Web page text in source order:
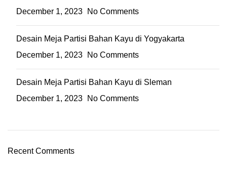
December 1, 2023
No Comments
Desain Meja Partisi Bahan Kayu di Yogyakarta
December 1, 2023
No Comments
Desain Meja Partisi Bahan Kayu di Sleman
December 1, 2023
No Comments
Recent Comments